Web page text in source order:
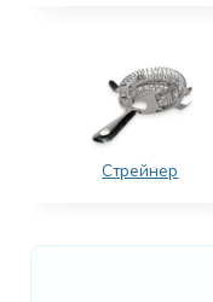
Стрейнер